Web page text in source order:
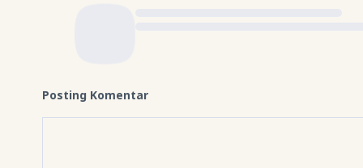
Posting Komentar